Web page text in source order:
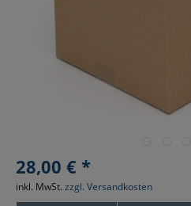
28,00 € *
inkl. MwSt. zzgl. Versandkosten